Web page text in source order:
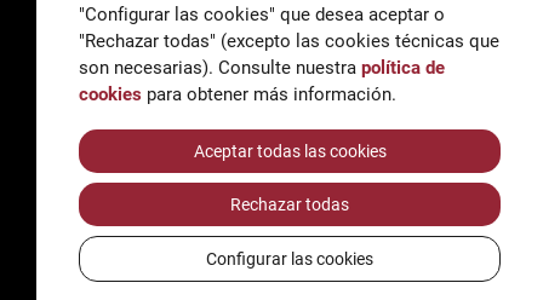
Información
informacio@escoladeltreball.org
Trámites de secretaría
AccessibilidadAviso legal y Política de Privacidad
Política de cookies
Créditos
"Configurar las cookies" que desea aceptar o
"Rechazar todas" (excepto las cookies técnicas que
son necesarias). Consulte nuestra política de
cookies para obtener más información.
Aceptar todas las cookies
Rechazar todas
Configurar las cookies